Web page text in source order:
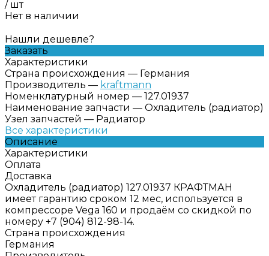
/ шт
Нет в наличии
Нашли дешевле?
Заказать
Характеристики
Страна происхождения — Германия
Производитель — kraftmann
Номенклатурный номер — 127.01937
Наименование запчасти — Охладитель (радиатор)
Узел запчастей — Радиатор
Все характеристики
Описание
Характеристики
Оплата
Доставка
Охладитель (радиатор) 127.01937 КРАФТМАН
имеет гарантию сроком 12 мес, используется в
компрессоре Vega 160 и продаём со скидкой по
номеру +7 (904) 812-98-14.
Страна происхождения
Германия